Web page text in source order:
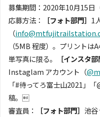
募集期間：2020年10月15日
応募方法：
［フォト部門］ 1
（
（5MB 程度）。プリントは
単写真に限る。
［インスタ部
Instaglam アカウント（
「#待ってろ富士山2021
稿。
審査員：
［フォト部門］ 池谷